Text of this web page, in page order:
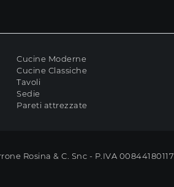
Cucine Moderne
Cucine Classiche
Tavoli
Sedie
Pareti attrezzate
Rosina & C. Snc - P.IVA 00844180117